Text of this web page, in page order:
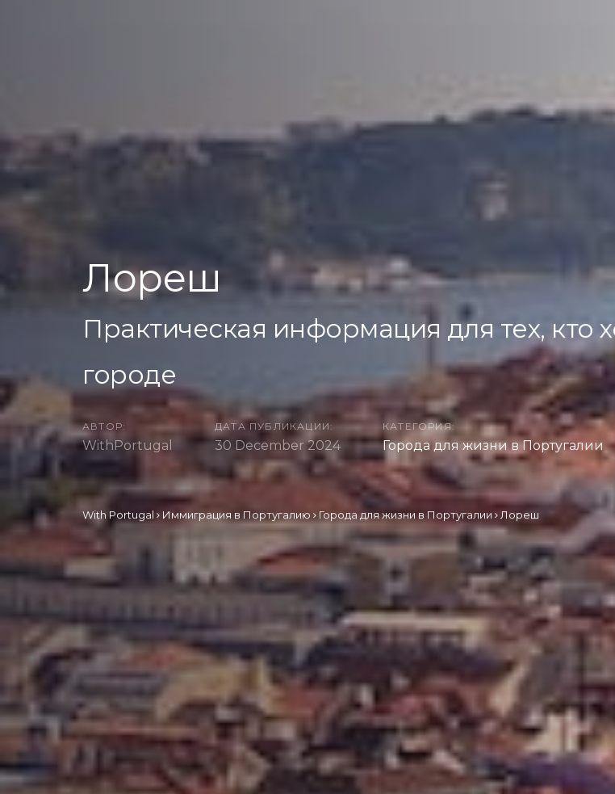
Лореш
Практическая информация для тех, кто
городе
АВТОР:
WithPortugal
ДАТА ПУБЛИКАЦИИ:
30 December 2024
КАТЕГОРИЯ:
Города для жизни в Португалии
With Portugal Иммиграция в Португалию Города для жизни в Португалии Лореш